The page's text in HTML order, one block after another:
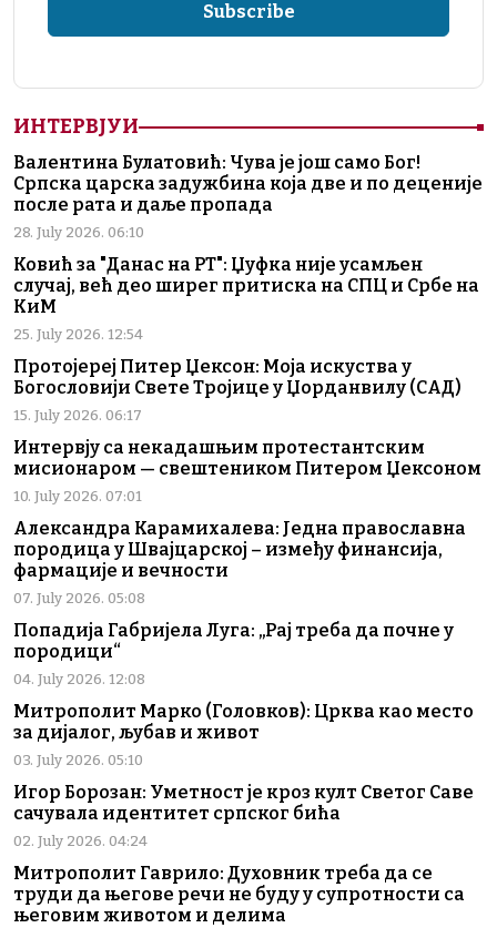
ИНТЕРВЈУИ
Валентина Булатовић: Чува је још само Бог!
Српска царска задужбина која две и по деценије
после рата и даље пропада
28. July 2026. 06:10
Ковић за "Данас на РТ": Џуфка није усамљен
случај, већ део ширег притиска на СПЦ и Србе на
КиМ
25. July 2026. 12:54
Протојереј Питер Џексон: Моја искуства у
Богословији Свете Тројице у Џорданвилу (САД)
15. July 2026. 06:17
Интервју са некадашњим протестантским
мисионаром — свештеником Питером Џексоном
10. July 2026. 07:01
Александра Карамихалева: Једна православна
породица у Швајцарској – између финансија,
фармације и вечности
07. July 2026. 05:08
Попадија Габријела Луга: „Рај треба да почне у
породици“
04. July 2026. 12:08
Митрополит Марко (Головков): Црква као место
за дијалог, љубав и живот
03. July 2026. 05:10
Игор Борозан: Уметност је кроз култ Светог Саве
сачувала идентитет српског бића
02. July 2026. 04:24
Митрополит Гаврило: Духовник треба да се
труди да његове речи не буду у супротности са
његовим животом и делима